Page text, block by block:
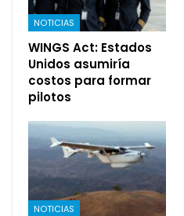
NOTICIAS
WINGS Act: Estados
Unidos asumiría
costos para formar
pilotos
NOTICIAS